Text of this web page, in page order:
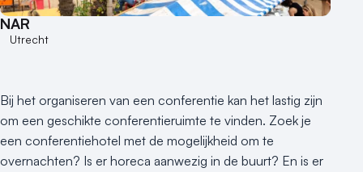
Theater
NAR
Utrecht
Bij het organiseren van een conferentie kan het lastig zijn
om een geschikte conferentieruimte te vinden. Zoek je
een conferentiehotel met de mogelijkheid om te
overnachten? Is er horeca aanwezig in de buurt? En is er